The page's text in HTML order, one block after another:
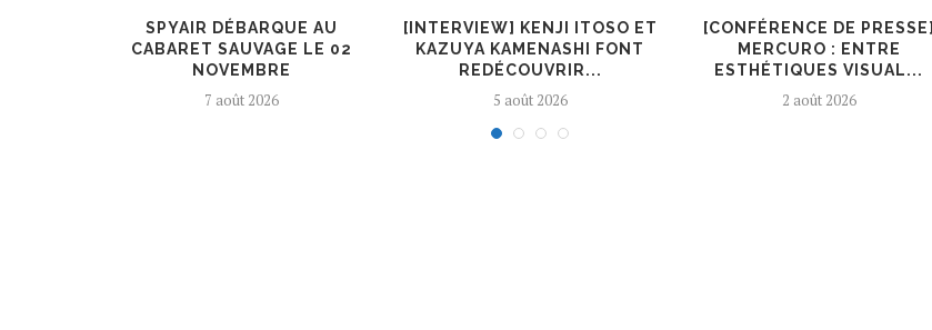
SPYAIR DÉBARQUE AU
CABARET SAUVAGE LE 02
NOVEMBRE
7 août 2026
[INTERVIEW] KENJI ITOSO ET
KAZUYA KAMENASHI FONT
REDÉCOUVRIR...
5 août 2026
[CONFÉRENCE DE PRESSE]
MERCURO : ENTRE
ESTHÉTIQUES VISUAL...
2 août 2026